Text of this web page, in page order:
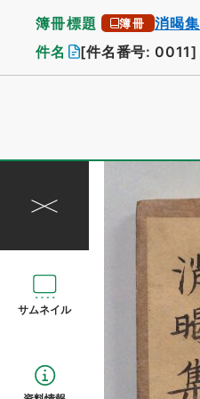
簿冊標題 簿冊 消暍集
件名 [件名番号: 0011]
サムネイル